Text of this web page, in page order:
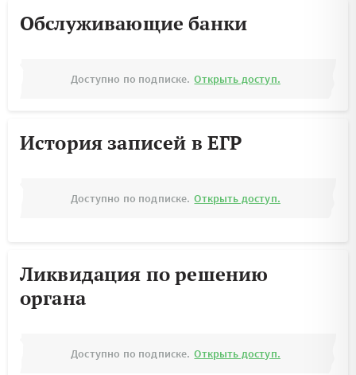
Обслуживающие банки
Доступно по подписке. Открыть доступ.
История записей в ЕГР
Доступно по подписке. Открыть доступ.
Ликвидация по решению
органа
Доступно по подписке. Открыть доступ.